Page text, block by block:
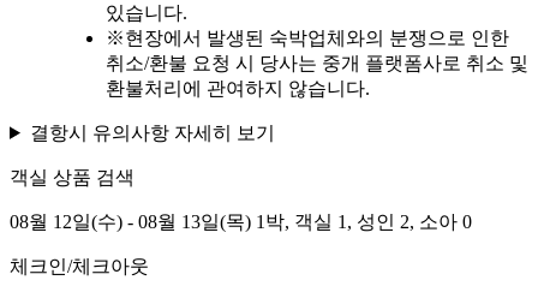
있습니다.
※현장에서 발생된 숙박업체와의 분쟁으로 인한
취소/환불 요청 시 당사는 중개 플랫폼사로 취소 및
환불처리에 관여하지 않습니다.
결항시 유의사항 자세히 보기
객실 상품 검색
08월 12일(수) - 08월 13일(목) 1박, 객실 1, 성인 2, 소아 0
체크인/체크아웃